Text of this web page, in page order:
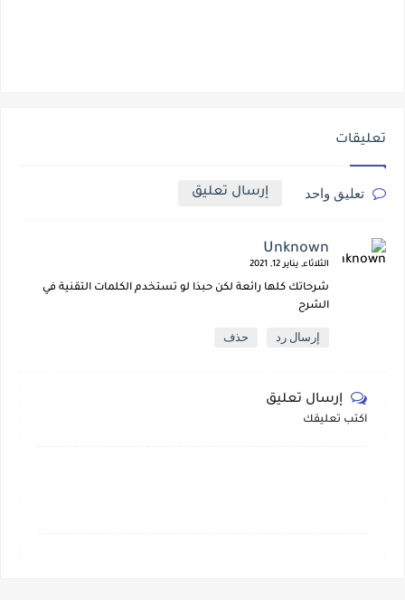
تعليقات
تعليق واحد إرسال تعليق
Unknown
الثلاثاء, يناير 12, 2021
شرحاتك كلها رائعة لكن حبذا لو تستخدم الكلمات التقنية في
الشرح
إرسال رد حذف
إرسال تعليق
أكتب تعليقك